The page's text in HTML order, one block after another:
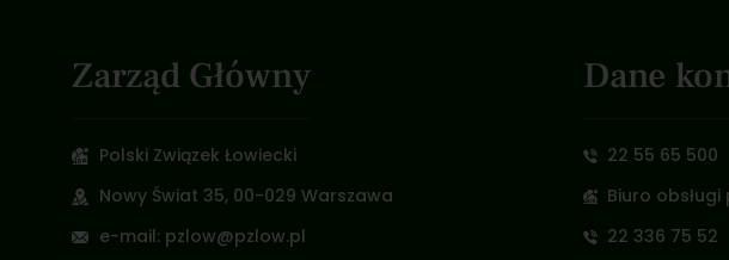
Zarząd Główny
Polski Związek Łowiecki
Nowy Świat 35, 00-029 Warszawa
e-mail: pzlow@pzlow.pl
Dane
22 55 65 500
Biuro
22 336 75 52